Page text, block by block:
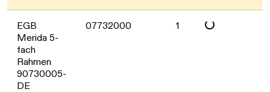
EGB
Merida 5-
fach
Rahmen
90730005-
DE
07732000 1 Daten werden